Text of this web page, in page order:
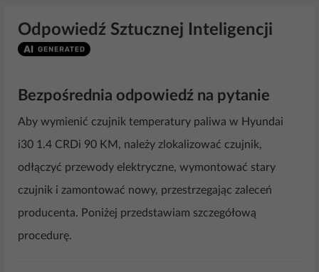
Odpowiedź Sztucznej Inteligencji
Bezpośrednia odpowiedź na pytanie
Aby wymienić czujnik temperatury paliwa w Hyundai
i30 1.4 CRDi 90 KM, należy zlokalizować czujnik,
odłączyć przewody elektryczne, wymontować stary
czujnik i zamontować nowy, przestrzegając zaleceń
producenta. Poniżej przedstawiam szczegółową
procedurę.